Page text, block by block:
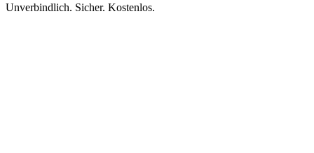
Unverbindlich. Sicher. Kostenlos.